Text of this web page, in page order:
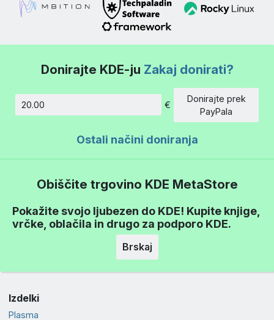
Donirajte KDE-ju Zakaj donirati?
Znesek
€
Donirajte prek
PayPala
Ostali načini doniranja
Obiščite trgovino KDE MetaStore
Pokažite svojo ljubezen do KDE! Kupite knjige,
vrčke, oblačila in drugo za podporo KDE.
Brskaj
Izdelki
Plasma